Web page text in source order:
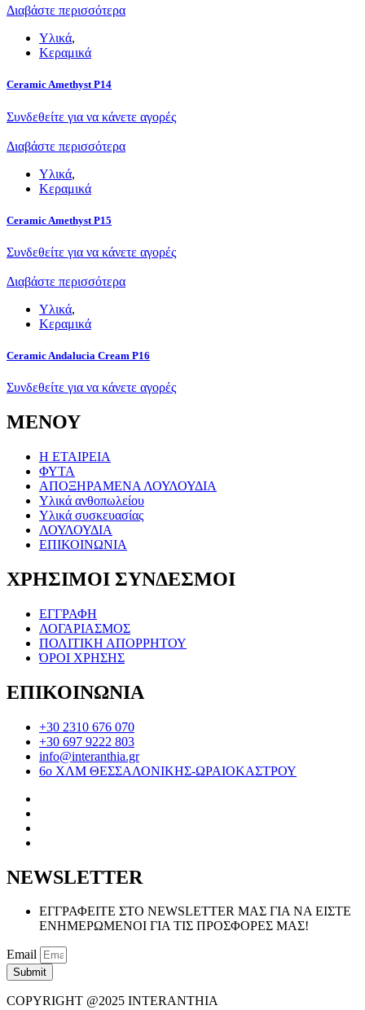
Διαβάστε περισσότερα
Υλικά,
Κεραμικά
Ceramic Amethyst P14
Συνδεθείτε για να κάνετε αγορές
Διαβάστε περισσότερα
Υλικά,
Κεραμικά
Ceramic Amethyst P15
Συνδεθείτε για να κάνετε αγορές
Διαβάστε περισσότερα
Υλικά,
Κεραμικά
Ceramic Andalucia Cream P16
Συνδεθείτε για να κάνετε αγορές
ΜΕΝΟΥ
Η ΕΤΑΙΡΕΙΑ
ΦΥΤΑ
ΑΠΟΞΗΡΑΜΕΝΑ ΛΟΥΛΟΥΔΙΑ
Υλικά ανθοπωλείου
Υλικά συσκευασίας
ΛΟΥΛΟΥΔΙΑ
ΕΠΙΚΟΙΝΩΝΙΑ
ΧΡΗΣΙΜΟΙ ΣΥΝΔΕΣΜΟΙ
ΕΓΓΡΑΦΗ
ΛΟΓΑΡΙΑΣΜΟΣ
ΠΟΛΙΤΙΚΗ ΑΠΟΡΡΗΤΟΥ
ΌΡΟΙ ΧΡΗΣΗΣ
ΕΠΙΚΟΙΝΩΝΙΑ
+30 2310 676 070
+30 697 9222 803
info@interanthia.gr
6ο ΧΛΜ ΘΕΣΣΑΛΟΝΙΚΗΣ-ΩΡΑΙΟΚΑΣΤΡΟΥ
NEWSLETTER
ΕΓΓΡΑΦΕΙΤΕ ΣΤΟ NEWSLETTER ΜΑΣ ΓΙΑ ΝΑ ΕΙΣΤΕ
ΕΝΗΜΕΡΩΜΕΝΟΙ ΓΙΑ ΤΙΣ ΠΡΟΣΦΟΡΕΣ ΜΑΣ!
Email
Submit
COPYRIGHT @2025 INTERANTHIA